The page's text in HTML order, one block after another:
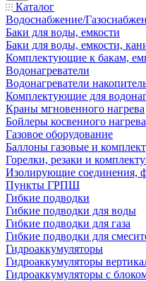
Каталог
Водоснабжение/
Баки для воды, емкости
Баки для воды, емкости,
Комплектующие к бакам,
Водонагреватели
Водонагреватели
Комплектующие для
Краны мгновенного нагрева
Бойлеры косвенного нагрева
Газовое оборудование
Баллоны газовые и
Горелки, резаки и
Изолирующие соединения,
Пункты ГРПШ
Гибкие подводки
Гибкие подводки для воды
Гибкие подводки для газа
Гибкие подводки для
Гидроаккумуляторы
Гидроаккумуляторы
Гидроаккумуляторы с